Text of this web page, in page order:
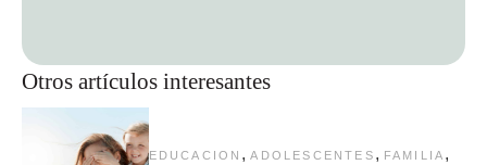
Otros artículos interesantes
EDUCACION , ADOLESCENTES , FAMILIA ,